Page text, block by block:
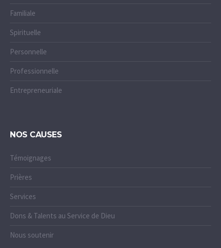
Familiale
Spirituelle
Personnelle
Professionnelle
Entrepreneuriale
NOS CAUSES
Témoignages
Prières
Services
Dons & Talents au Service de Dieu
Nous soutenir